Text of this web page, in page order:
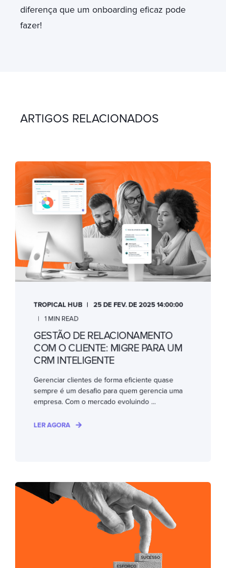
diferença que um onboarding eficaz pode
fazer!
ARTIGOS RELACIONADOS
TROPICAL HUB 25 DE FEV. DE 2025 14:00:00
1 MIN READ
GESTÃO DE RELACIONAMENTO
COM O CLIENTE: MIGRE PARA UM
CRM INTELIGENTE
Gerenciar clientes de forma eficiente quase
sempre é um desafio para quem gerencia uma
empresa. Com o mercado evoluindo ...
LER AGORA